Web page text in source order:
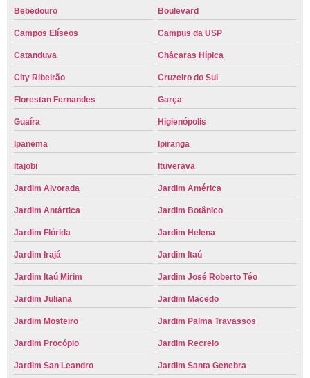
Bebedouro Boulevard
Campos Elíseos Campus da USP
Catanduva Chácaras Hípica
City Ribeirão Cruzeiro do Sul
Florestan Fernandes Garça
Guaíra Higienópolis
Ipanema Ipiranga
Itajobi Ituverava
Jardim Alvorada Jardim América
Jardim Antártica Jardim Botânico
Jardim Flórida Jardim Helena
Jardim Irajá Jardim Itaú
Jardim Itaú Mirim Jardim José Roberto Téo
Jardim Juliana Jardim Macedo
Jardim Mosteiro Jardim Palma Travassos
Jardim Procópio Jardim Recreio
Jardim San Leandro Jardim Santa Genebra